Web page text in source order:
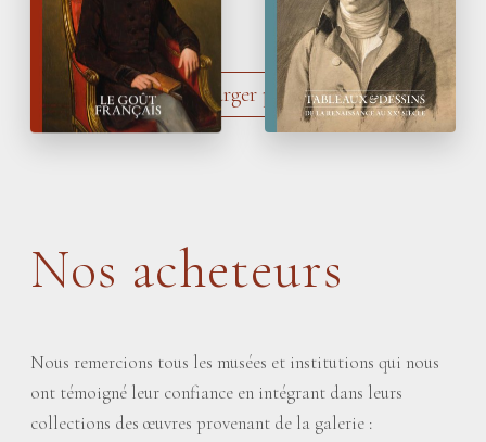
siècle
Charger plus
Nos acheteurs
Nous remercions tous les musées et institutions qui nous
ont témoigné leur confiance en intégrant dans leurs
collections des œuvres provenant de la galerie :